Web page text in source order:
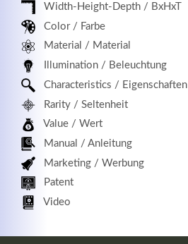
Width-Height-Depth / BxHxT
Color / Farbe
Material / Material
Illumination / Beleuchtung
Characteristics / Eigenschaften
Rarity / Seltenheit
Value / Wert
Manual / Anleitung
Marketing / Werbung
Patent
Video